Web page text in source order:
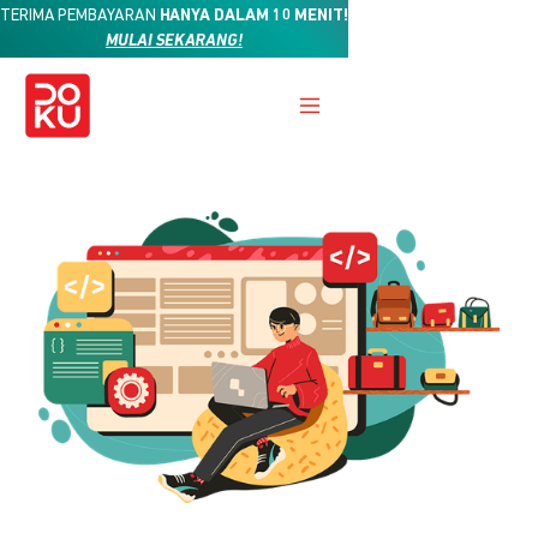
TERIMA PEMBAYARAN HANYA DALAM 10 MENIT!
MULAI SEKARANG!